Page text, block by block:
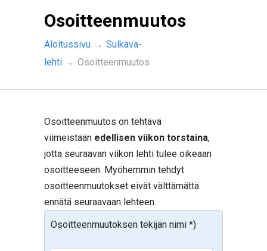
Osoitteenmuutos
Aloitussivu → Sulkava-
lehti → Osoitteenmuutos
Osoitteenmuutos on tehtävä
viimeistään edellisen viikon torstaina,
jotta seuraavan viikon lehti tulee oikeaan
osoitteeseen. Myöhemmin tehdyt
osoitteenmuutokset eivät välttämättä
ennätä seuraavaan lehteen.
Osoitteenmuutoksen tekijän nimi *)